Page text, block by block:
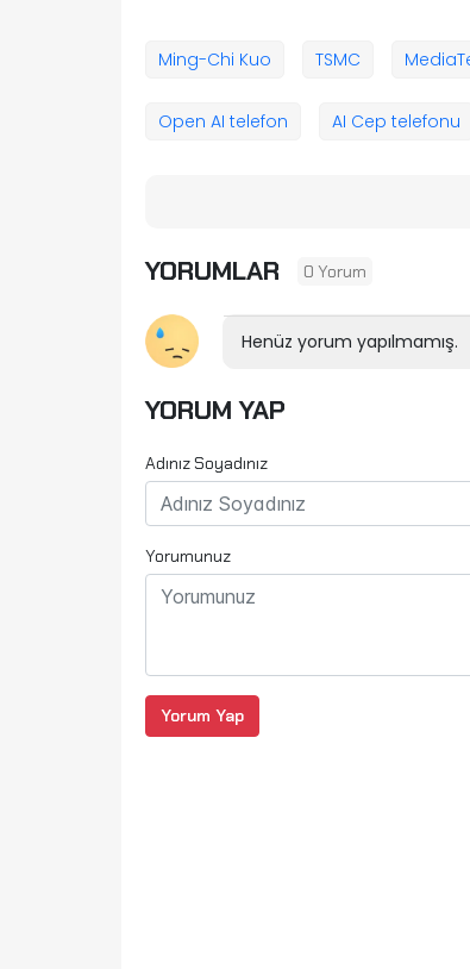
Ming-Chi Kuo TSMC
Open AI telefon AI Cep telefonu
YORUMLAR 0 Yorum
Henüz yorum yapılmamış.
YORUM YAP
Adınız Soyadınız
Yorumunuz
Yorum Yap